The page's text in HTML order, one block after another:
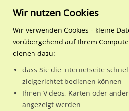
Regionale Plakatwerbung
Außenwerbung
Württemberg
Wir nutzen Cookies
Wir verwenden Cookies - kleine
vorübergehend auf Ihrem
dienen dazu:
dass Sie die Internetseite
zielgerichtet bedienen können
Ihnen Videos, Karten oder
angezeigt werden